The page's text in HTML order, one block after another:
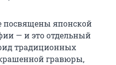
посвящены японской
— и это отдельный
традиционных
гравюры,